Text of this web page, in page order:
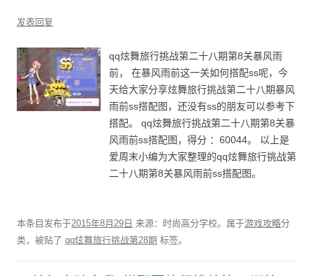
发表回复
qq炫舞旅行挑战第二十八期第8关暴风雨
前， 在暴风雨前这一关如何搭配ss呢，今
天给大家分享炫舞旅行挑战第二十八期暴风
雨前ss搭配图，还没有ss的朋友可以参考下
搭配。 qq炫舞旅行挑战第二十八期第8关暴
风雨前ss搭配图，得分 ：60044。 以上是
爱周末小编为大家整理的qq炫舞旅行挑战第
二十八期第8关暴风雨前ss搭配图。
本条目发布于2015年8月29日 来源：时尚高分学校。属于游戏攻略分
类，被贴了 qq炫舞旅行挑战第28期 标签。